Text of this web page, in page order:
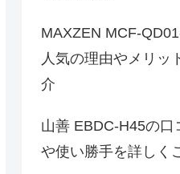
MAXZEN MCF-
人気の理由やメリッ
介
山善 EBDC-H45の口
や使い勝手を詳しく